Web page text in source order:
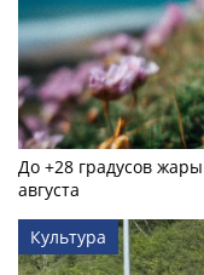
До +28 градусов
августа
Культура